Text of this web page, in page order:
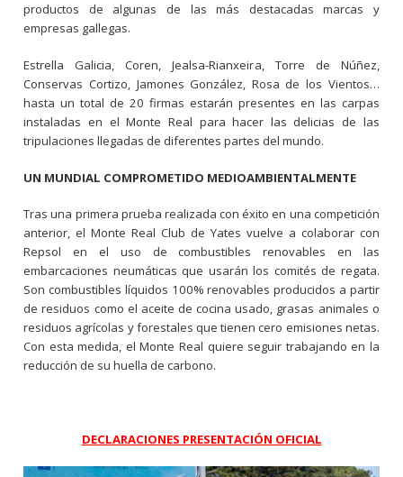
productos de algunas de las más destacadas marcas y
empresas gallegas.
Estrella Galicia, Coren, Jealsa-Rianxeira, Torre de Núñez,
Conservas Cortizo, Jamones González, Rosa de los Vientos…
hasta un total de 20 firmas estarán presentes en las carpas
instaladas en el Monte Real para hacer las delicias de las
tripulaciones llegadas de diferentes partes del mundo.
UN MUNDIAL COMPROMETIDO MEDIOAMBIENTALMENTE
Tras una primera prueba realizada con éxito en una competición
anterior, el Monte Real Club de Yates vuelve a colaborar con
Repsol en el uso de combustibles renovables en las
embarcaciones neumáticas que usarán los comités de regata.
Son combustibles líquidos 100% renovables producidos a partir
de residuos como el aceite de cocina usado, grasas animales o
residuos agrícolas y forestales que tienen cero emisiones netas.
Con esta medida, el Monte Real quiere seguir trabajando en la
reducción de su huella de carbono.
DECLARACIONES PRESENTACIÓN OFICIAL